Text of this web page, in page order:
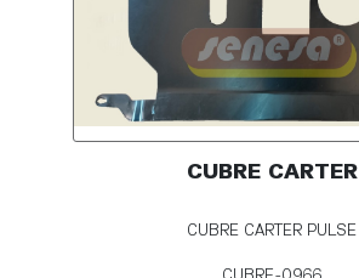
CUBRE CARTER
CUBRE CARTER PULSE